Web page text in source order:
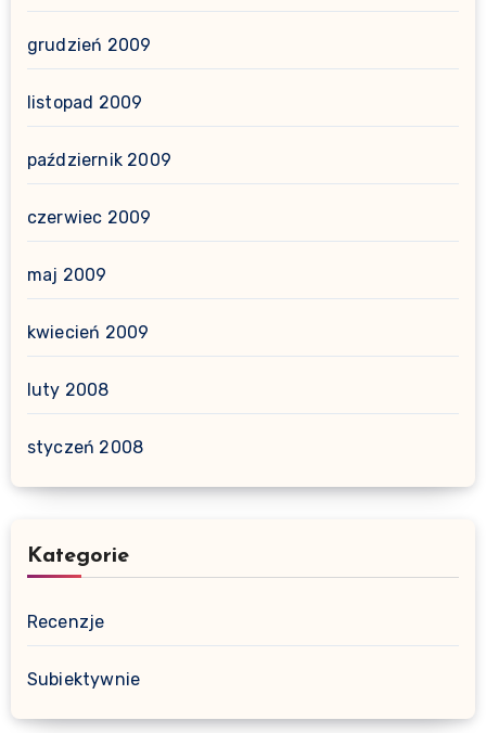
grudzień 2009
listopad 2009
październik 2009
czerwiec 2009
maj 2009
kwiecień 2009
luty 2008
styczeń 2008
Kategorie
Recenzje
Subiektywnie